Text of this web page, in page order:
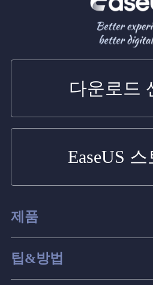
다운로드
EaseUS 스
제품
데이터 복구
파티션 관리
팁&방법